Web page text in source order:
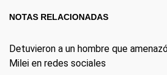
NOTAS RELACIONADAS
Detuvieron a un hombre que
Milei en redes sociales